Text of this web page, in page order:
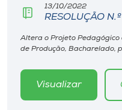
Rádio
13/10/2022
RESOLUÇÃO
Altera o Projeto Pedagógico
de Produção, Bacharelado,
Visualizar